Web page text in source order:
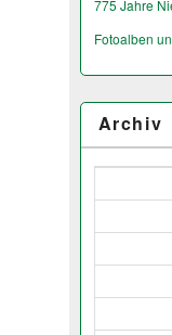
775 Jahre
Fotoalben
Archiv